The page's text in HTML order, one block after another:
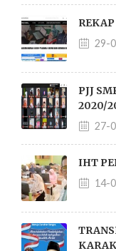
29-
PJJ
2020/
27-
IHT
14-